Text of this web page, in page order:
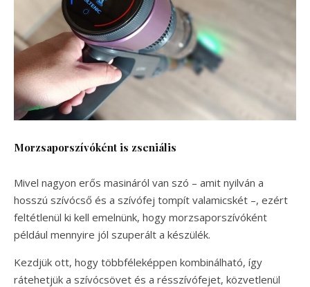
Morzsaporszívóként is zseniális
Mivel nagyon erős masináról van szó – amit nyilván a
hosszú szívócső és a szívófej tompít valamicskét –, ezért
feltétlenül ki kell emelnünk, hogy morzsaporszívóként
például mennyire jól szuperált a készülék.
Kezdjük ott, hogy többféleképpen kombinálható, így
rátehetjük a szívócsövet és a résszívófejet, közvetlenül